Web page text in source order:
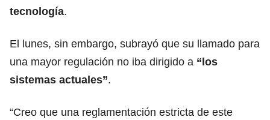
tecnología.
El lunes, sin embargo, subrayó que su llamado para
una mayor regulación no iba dirigido a “los
sistemas actuales”.
“Creo que una reglamentación estricta de este